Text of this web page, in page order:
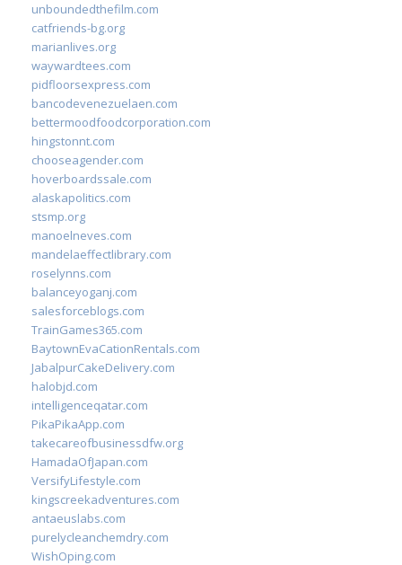
unboundedthefilm.com
catfriends-bg.org
marianlives.org
waywardtees.com
pidfloorsexpress.com
bancodevenezuelaen.com
bettermoodfoodcorporation.com
hingstonnt.com
chooseagender.com
hoverboardssale.com
alaskapolitics.com
stsmp.org
manoelneves.com
mandelaeffectlibrary.com
roselynns.com
balanceyoganj.com
salesforceblogs.com
TrainGames365.com
BaytownEvaCationRentals.com
JabalpurCakeDelivery.com
halobjd.com
intelligenceqatar.com
PikaPikaApp.com
takecareofbusinessdfw.org
HamadaOfJapan.com
VersifyLifestyle.com
kingscreekadventures.com
antaeuslabs.com
purelycleanchemdry.com
WishOping.com